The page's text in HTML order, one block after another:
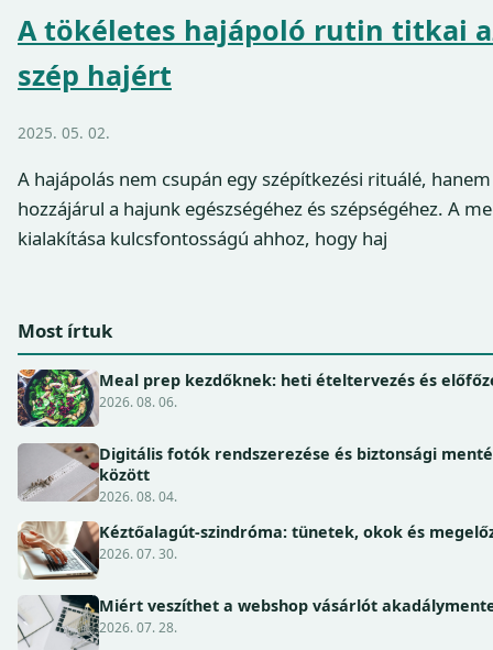
A tökéletes hajápoló rutin titkai
szép hajért
2025. 05. 02.
A hajápolás nem csupán egy szépítkezési rituálé,
hozzájárul a hajunk egészségéhez és szépségéhez. A
kialakítása kulcsfontosságú ahhoz, hogy haj
Most írtuk
Meal prep kezdőknek: heti ételtervezés és
2026. 08. 06.
Digitális fotók rendszerezése és biztonsági
között
2026. 08. 04.
Kéztőalagút-szindróma: tünetek, okok és
2026. 07. 30.
Miért veszíthet a webshop vásárlót
2026. 07. 28.